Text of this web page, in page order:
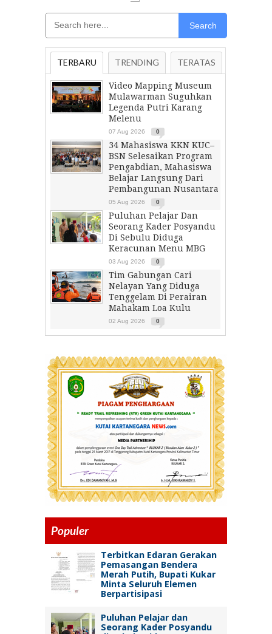
Search
TERBARU TRENDING TERATAS
Video Mapping Museum
Mulawarman Suguhkan
Legenda Putri Karang
Melenu
07 Aug 2026 0
34 Mahasiswa KKN KUC–
BSN Selesaikan Program
Pengabdian, Mahasiswa
Belajar Langsung Dari
Pembangunan Nusantara
05 Aug 2026 0
Puluhan Pelajar Dan
Seorang Kader Posyandu
Di Sebulu Diduga
Keracunan Menu MBG
03 Aug 2026 0
Tim Gabungan Cari
Nelayan Yang Diduga
Tenggelam Di Perairan
Mahakam Loa Kulu
02 Aug 2026 0
Populer
Terbitkan Edaran Gerakan
Pemasangan Bendera
Merah Putih, Bupati Kukar
Minta Seluruh Elemen
Berpartisipasi
Puluhan Pelajar dan
Seorang Kader Posyandu